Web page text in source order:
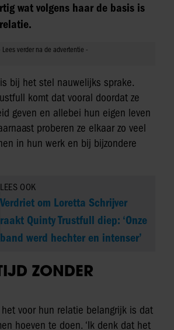
wat volgens haar de basis is
bij het stel nauwelijks sprake.
komt dat vooral doordat ze
geven en allebei hun eigen leven
proberen ze elkaar zo veel
in hun werk en bij bijzondere
LEES OOK
Verdriet om Loretta Schrijver
raakt Quinty Trustfull diep: ‘Onze
band werd hechter en intenser’
ZONDER
voor hun relatie belangrijk is dat
hoeven te doen. ‘Ik denk dat het